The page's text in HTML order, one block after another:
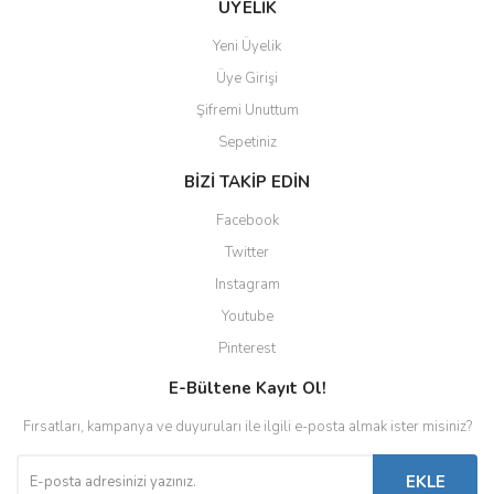
ÜYELİK
Yeni Üyelik
Üye Girişi
Şifremi Unuttum
Sepetiniz
BİZİ TAKİP EDİN
Facebook
Twitter
Instagram
Youtube
Pinterest
E-Bültene Kayıt Ol!
Fırsatları, kampanya ve duyuruları ile ilgili e-posta almak ister misiniz?
EKLE